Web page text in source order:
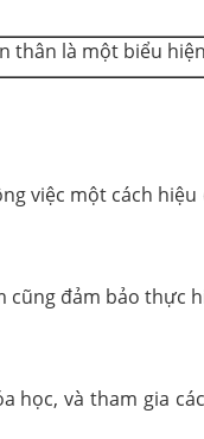
thân là một biểu
việc một cách
đảm bảo thực
học, và tham gia